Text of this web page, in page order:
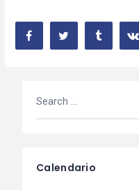
Calendario